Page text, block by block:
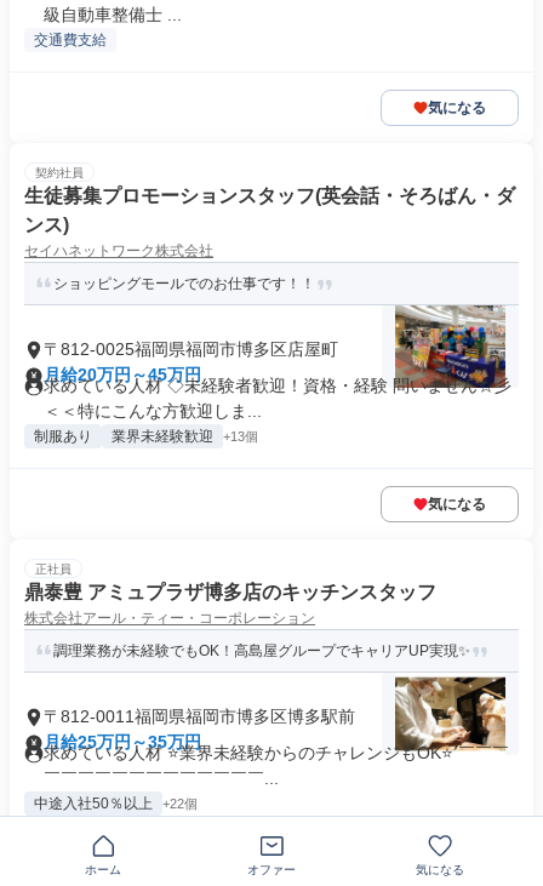
級自動車整備士 ...
交通費支給
気になる
契約社員
生徒募集プロモーションスタッフ(英会話・そろばん・ダ
ンス)
セイハネットワーク株式会社
ショッピングモールでのお仕事です！！
〒812-0025福岡県福岡市博多区店屋町
月給20万円～45万円
求めている人材 ◇未経験者歓迎！資格・経験 問いません☆彡
＜＜特にこんな方歓迎しま...
制服あり 業界未経験歓迎 +13個
気になる
正社員
鼎泰豊 アミュプラザ博多店のキッチンスタッフ
株式会社アール・ティー・コーポレーション
調理業務が未経験でもOK！高島屋グループでキャリアUP実現✨
〒812-0011福岡県福岡市博多区博多駅前
月給25万円～35万円
求めている人材 ⭐業界未経験からのチャレンジもOK⭐ ￣￣￣
￣￣￣￣￣￣￣￣￣￣￣￣￣...
中途入社50％以上 +22個
気になる
ホーム オファー 気になる